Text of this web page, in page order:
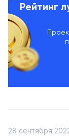
Рейтинг
28 сентября